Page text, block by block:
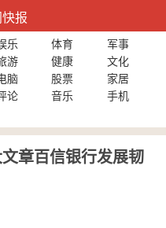
报
乐 体育
军事
游 健康
文化
脑 股票
家居
论 音乐
手机
章百信银行发展韧